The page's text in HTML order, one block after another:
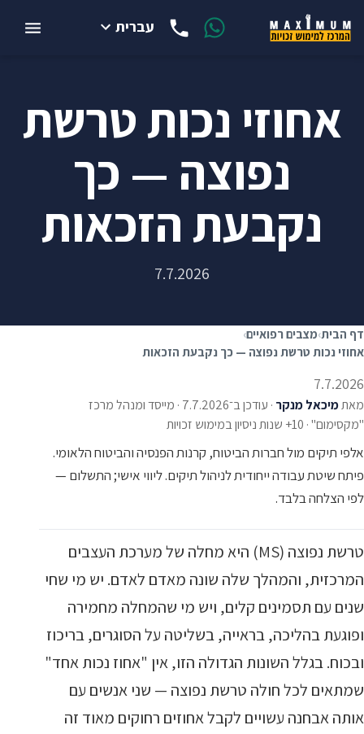
עברית
אחוזי נכות טרשת
נפוצה — כך
נקבעת הזכאות
7.7.2026
דף הבית›מצבים רפואיים›
אחוזי נכות טרשת נפוצה — כך נקבעת הזכאות
7.7.2026
מאתמיכאל מנקר · עודכן ב־7.7.2026 · מייסד ומנהל מרכז
"מקסימום" · 10+ שנות ניסיון במימוש זכויות
אלפי תיקים מול חברות הביטוח, קרנות הפנסיה והביטוח הלאומי.
פיתח שיטת עבודה ייחודית לניהול תיקים. ליווי אישי; התשלום —
לפי הצלחה בלבד.
טרשת נפוצה (MS) היא מחלה של מערכת העצבים
המרכזית, והמהלך שלה שונה מאדם לאדם. יש מי שחי
שנים עם תסמינים קלים, ויש מי שהמחלה מחמירה
ופוגעת בהליכה, בראייה, בשליטה על הסוגרים, בריכוז
ובכוח. בגלל השונות הגדולה הזו, אין "אחוז נכות אחד"
שמתאים לכל חולה טרשת נפוצה — שני אנשים עם
אותה אבחנה עשויים לקבל אחוזים רחוקים מאוד זה